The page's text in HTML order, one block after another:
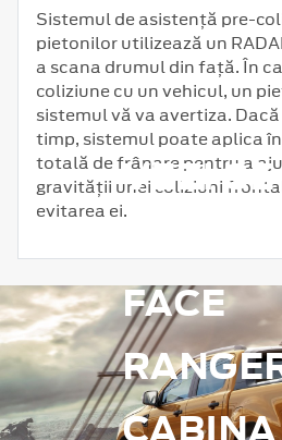
Sistemul de asistență pre-
pietonilor utilizează un
a scana drumul din față. În
coliziune cu un vehicul, un
sistemul vă va avertiza.
timp, sistemul poate aplica
totală de frânare pentru a
gravității unei coliziuni
evitarea ei.
VEZI CE
FACE
CABINA